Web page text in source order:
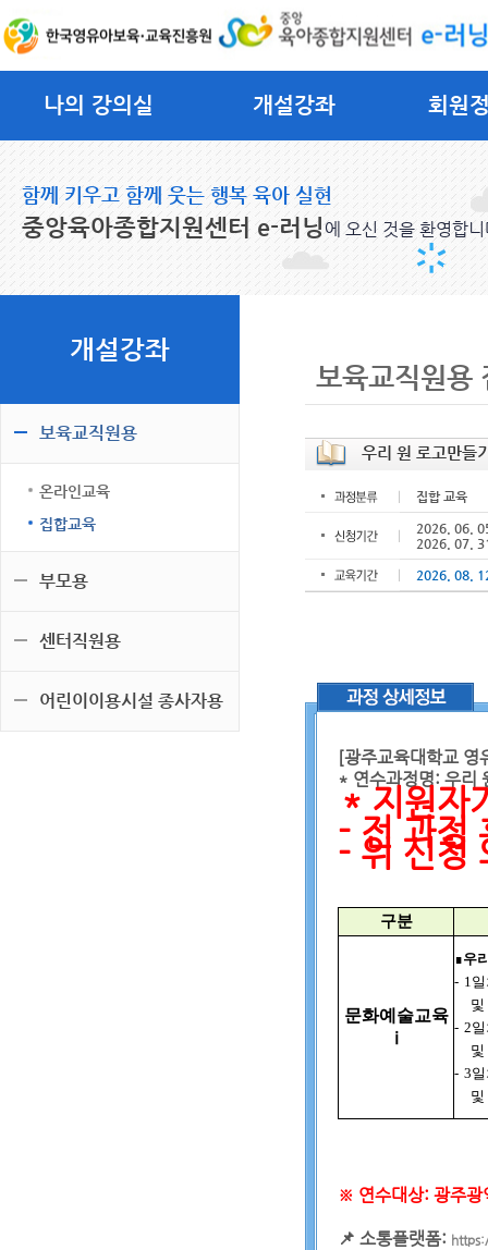
나의 강의실 개설강좌 회원
함께 키우고 함께 웃는 행복 육아 실현
중앙육아종합지원센터 e-러닝 에 오신 것을 환영합
개설강좌
보육교직원용
온라인교육
집합교육
부모용
센터직원용
어린이이용시설 종사자용
보육교직원용
우리 원 로고만들
집합 교육
2026. 06.
2026. 07.
2026. 08.
[광주교육대학교 영
* 연수과정명: 우리
* 지원자
- 전 과정
- 위 신청
구분
문화예술교육
ⅰ
∎우
- 1
및
- 2
및
- 3
및
※ 연수대상: 광주광
📌 소통플랫폼: